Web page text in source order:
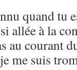
quand tu
allée à la
au courant
me suis